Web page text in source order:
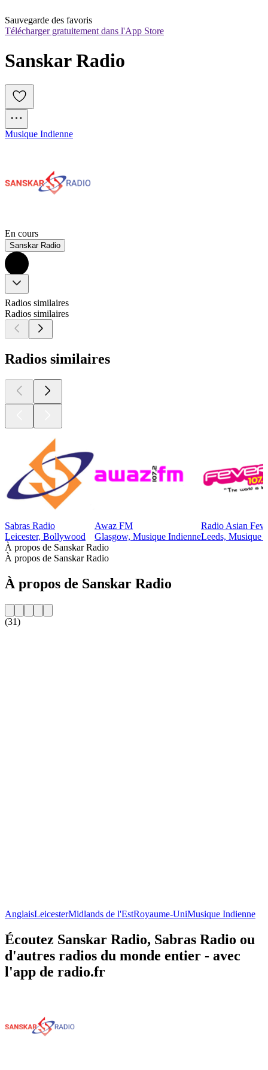
Sauvegarde des favoris
Télécharger gratuitement dans l'App Store
Sanskar Radio
Musique Indienne
En cours
Sanskar Radio
Radios similaires
Radios similaires
Radios similaires
Sabras Radio
Leicester, Bollywood
Awaz FM
Glasgow, Musique Indienne
Radio Asian
Leeds, Musique
À propos de Sanskar Radio
À propos de Sanskar Radio
À propos de Sanskar Radio
(31)
AnglaisLeicesterMidlands de l'EstRoyaume-UniMusique Indienne
Écoutez Sanskar Radio, Sabras Radio ou
d'autres radios du monde entier - avec
l'app de radio.fr